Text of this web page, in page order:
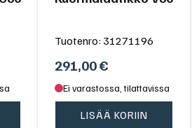
Tuotenro: 31271196
291,00€
Ei varastossa, tilattavissa
LISÄÄ KORIIN